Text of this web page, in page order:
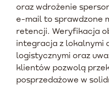
oraz wdrożenie
e-mail to sprawdzone
retencji. Weryfikacja
integracja z lokalnymi
logistycznymi oraz
klientów pozwolą
posprzedażowe w